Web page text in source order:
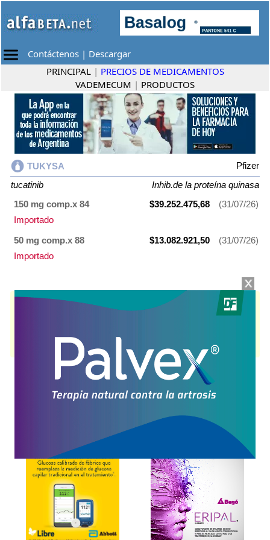
Contáctenos | Descargar
PRINCIPAL | PRECIOS DE MEDICAMENTOS
VADEMECUM | PRODUCTOS
TUKYSA
Pfizer
tucatinib
Inhib.de la proteína quinasa
150 mg comp.x 84
$39.252.475,68
(31/07/26)
Importado
50 mg comp.x 88
$13.082.921,50
(31/07/26)
Importado
contienetucatinib y se indica comoInhib.de la proteína
y cuenta con 2 presentaciones
Producto importado.
Explorar más
Otros productos contucatinib
Otros productos de